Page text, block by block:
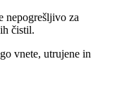
nepogrešljivo za
čistil.
vnete, utrujene in